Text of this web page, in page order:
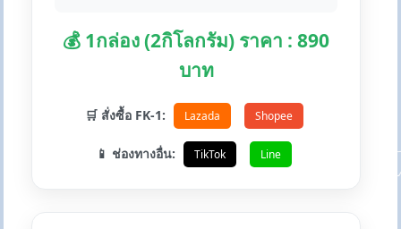
💰 1กล่อง (2กิโลกรัม) ราคา : 890
บาท
🛒 สั่งซื้อ FK-1: Lazada Shopee
📱 ช่องทางอื่น: TikTok Line